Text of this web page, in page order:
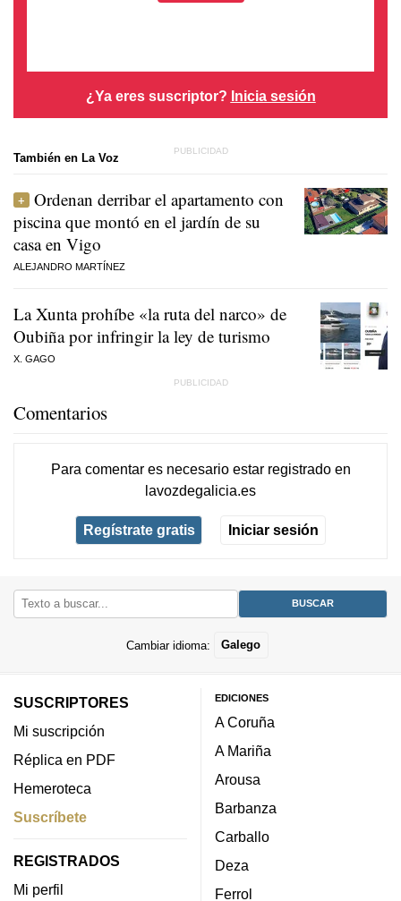
¿Ya eres suscriptor? Inicia sesión
También en La Voz
Ordenan derribar el apartamento con
piscina que montó en el jardín de su
casa en Vigo
ALEJANDRO MARTÍNEZ
La Xunta prohíbe «la ruta del narco» de
Oubiña por infringir la ley de turismo
X. GAGO
Comentarios
Para comentar es necesario estar registradoen
lavozdegalicia.es
Regístrate gratis Iniciar sesión
Cambiar idioma: Galego
SUSCRIPTORES
Mi suscripción
Réplica en PDF
Hemeroteca
Suscríbete
REGISTRADOS
Mi perfil
EDICIONES
A Coruña
A Mariña
Arousa
Barbanza
Carballo
Deza
Ferrol